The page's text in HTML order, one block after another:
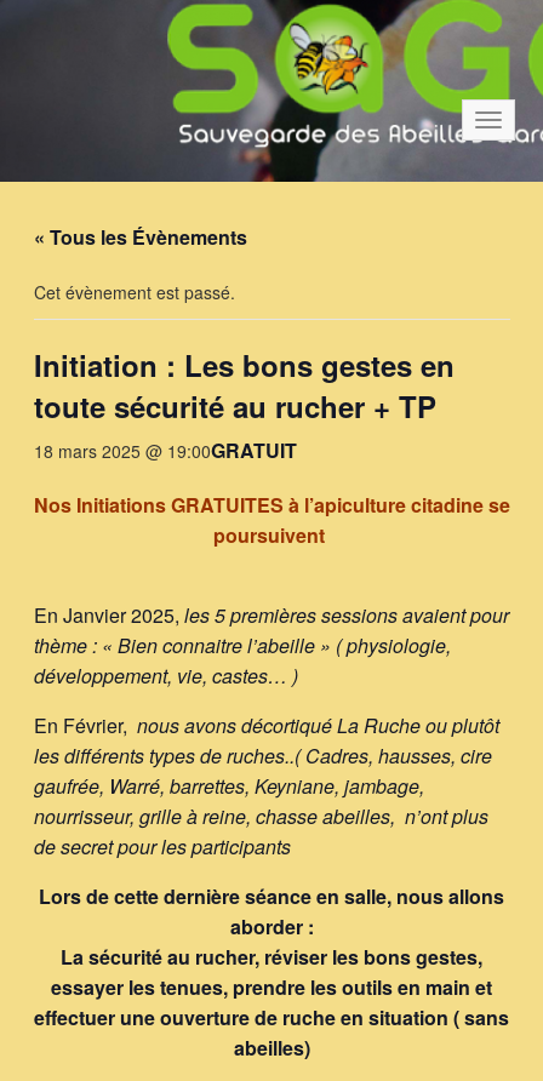
la
« Tous les Évènements
Cet évènement est passé.
Initiation : Les bons gestes en
toute sécurité au rucher + TP
18 mars 2025 @ 19:00GRATUIT
Nos Initiations GRATUITES à l’apiculture citadine se
poursuivent
En Janvier 2025, les 5 premières sessions avaient pour
thème : « Bien connaitre l’abeille » ( physiologie,
développement, vie, castes… )
En Février, nous avons décortiqué La Ruche ou plutôt
les différents types de ruches..( Cadres, hausses, cire
gaufrée, Warré, barrettes, Keyniane, jambage,
nourrisseur, grille à reine, chasse abeilles, n’ont plus
de secret pour les participants
Lors de cette dernière séance en salle, nous allons
aborder :
La sécurité au rucher, réviser les bons gestes,
essayer les tenues, prendre les outils en main et
effectuer une ouverture de ruche en situation ( sans
abeilles)